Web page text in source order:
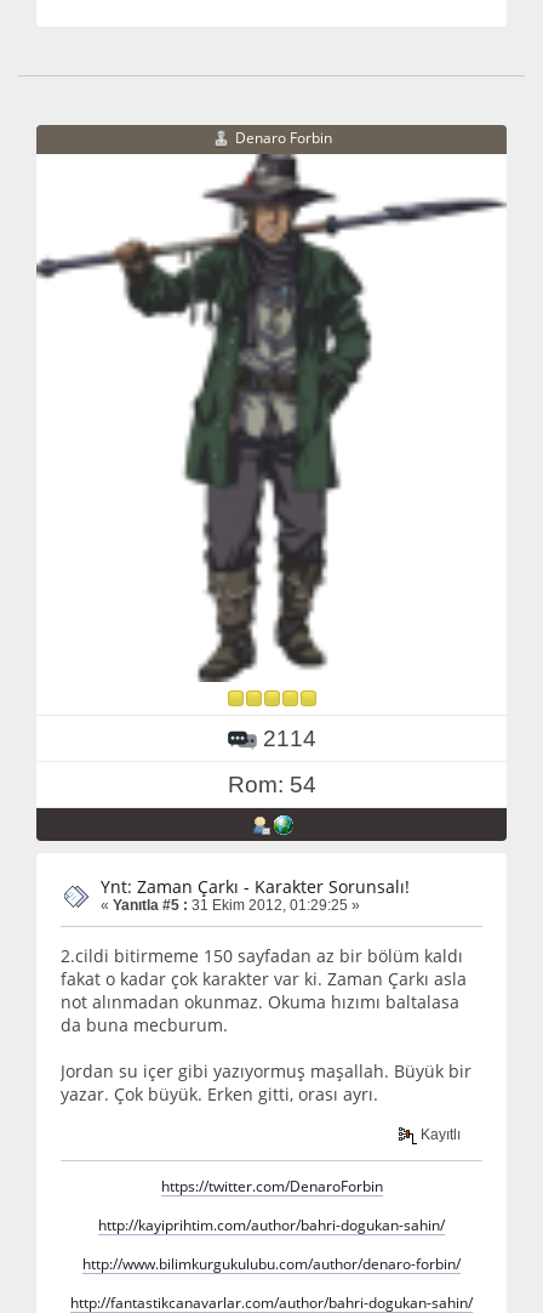
Denaro Forbin
2114
Rom: 54
Ynt: Zaman Çarkı - Karakter Sorunsalı!
« Yanıtla #5 : 31 Ekim 2012, 01:29:25 »
2.cildi bitirmeme 150 sayfadan az bir bölüm kaldı
fakat o kadar çok karakter var ki. Zaman Çarkı asla
not alınmadan okunmaz. Okuma hızımı baltalasa
da buna mecburum.
Jordan su içer gibi yazıyormuş maşallah. Büyük bir
yazar. Çok büyük. Erken gitti, orası ayrı.
Kayıtlı
https://twitter.com/DenaroForbin
http://kayiprihtim.com/author/bahri-dogukan-sahin/
http://www.bilimkurgukulubu.com/author/denaro-forbin/
http://fantastikcanavarlar.com/author/bahri-dogukan-sahin/